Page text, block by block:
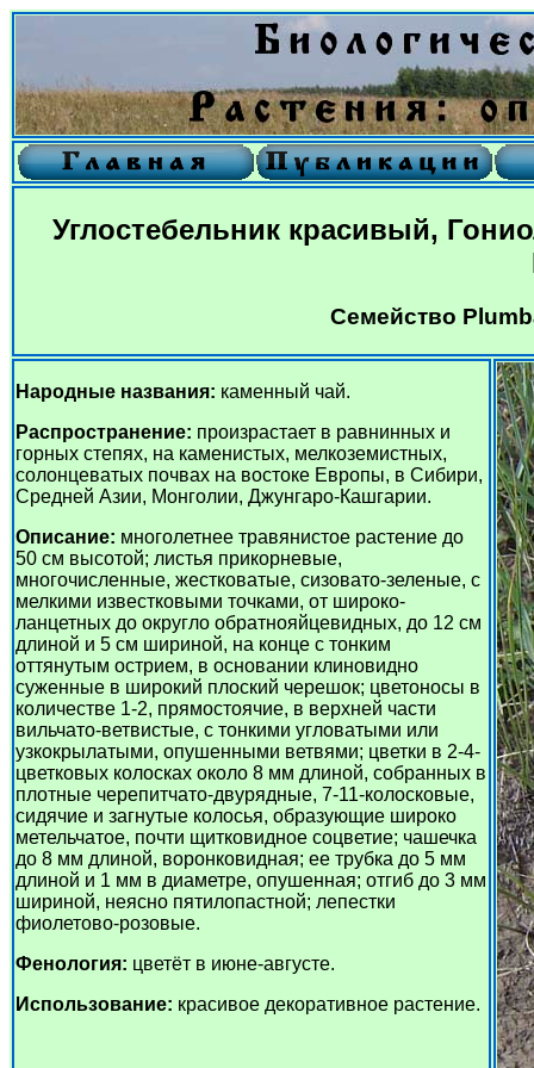
Углостебельник красивый,
Семейство
Народные названия: каменный чай.
Распространение: произрастает в равнинных и
горных степях, на каменистых, мелкоземистных,
солонцеватых почвах на востоке Европы, в Сибири,
Средней Азии, Монголии, Джунгаро-Кашгарии.
Описание: многолетнее травянистое растение до
50 см высотой; листья прикорневые,
многочисленные, жестковатые, сизовато-зеленые, с
мелкими известковыми точками, от широко-
ланцетных до округло обратнояйцевидных, до 12 см
длиной и 5 см шириной, на конце с тонким
оттянутым острием, в основании клиновидно
суженные в широкий плоский черешок; цветоносы в
количестве 1-2, прямостоячие, в верхней части
вильчато-ветвистые, с тонкими угловатыми или
узкокрылатыми, опушенными ветвями; цветки в 2-4-
цветковых колосках около 8 мм длиной, собранных в
плотные черепитчато-двурядные, 7-11-колосковые,
сидячие и загнутые колосья, образующие широко
метельчатое, почти щитковидное соцветие; чашечка
до 8 мм длиной, воронковидная; ее трубка до 5 мм
длиной и 1 мм в диаметре, опушенная; отгиб до 3 мм
шириной, неясно пятилопастной; лепестки
фиолетово-розовые.
Фенология: цветёт в июне-августе.
Использование: красивое декоративное растение.